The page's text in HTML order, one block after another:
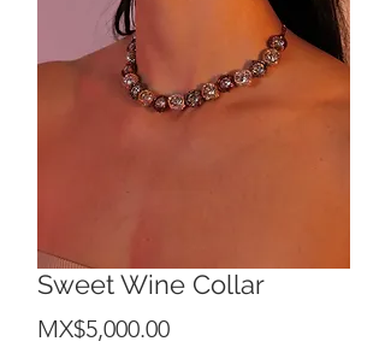
Sweet Wine Collar
MX$5,000.00Price